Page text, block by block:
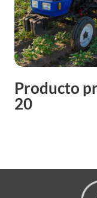
Producto
20